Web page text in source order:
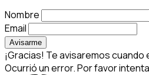
Nombre
Email
Avisarme
¡Gracias! Te avisaremos
Ocurrió un error. Por favor